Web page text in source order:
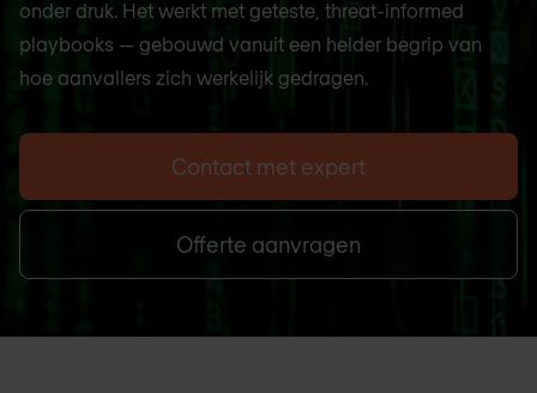
onder druk. Het werkt met geteste, threat-informed
playbooks — gebouwd vanuit een helder begrip van
hoe aanvallers zich werkelijk gedragen.
Contact met expert
Offerte aanvragen